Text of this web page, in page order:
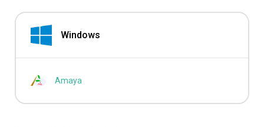
Windows
Amaya